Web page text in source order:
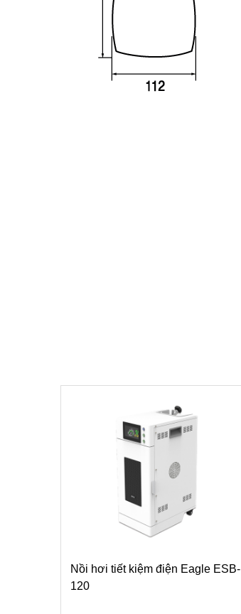
Nồi hơi tiết kiệm điện Eagle ESB-
120